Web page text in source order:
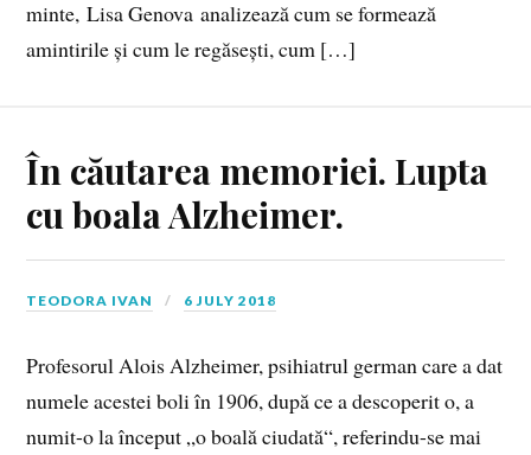
minte, Lisa Genova analizează cum se formează
amintirile și cum le regăsești, cum […]
În căutarea memoriei. Lupta
cu boala Alzheimer.
TEODORA IVAN 6 JULY 2018
Profesorul Alois Alzheimer, psihiatrul german care a dat
numele acestei boli în 1906, după ce a descoperit o, a
numit-o la început „o boală ciudată“, referindu-se mai